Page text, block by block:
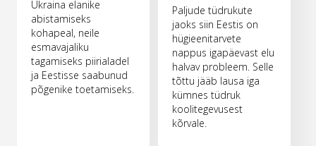
Ukraina elanike
abistamiseks
kohapeal, neile
esmavajaliku
tagamiseks piirialadel
ja Eestisse saabunud
põgenike toetamiseks.
Paljude tüdrukute
jaoks siin Eestis on
hügieenitarvete
nappus igapäevast elu
halvav probleem. Selle
tõttu jääb lausa iga
kümnes tüdruk
koolitegevusest
kõrvale.